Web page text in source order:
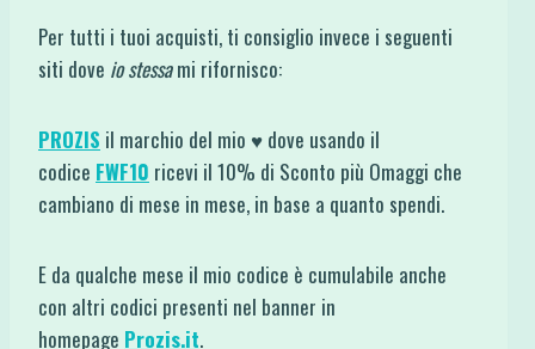
Per tutti i tuoi acquisti, ti consiglio invece i seguenti
siti dove io stessami rifornisco:
PROZIS il marchio del mio ♥ dove usando il
codice FWF10 ricevi il 10% di Sconto più Omaggi che
cambiano di mese in mese, in base a quanto spendi.
E da qualche mese il mio codice è cumulabile anche
con altri codici presenti nel banner in
homepage Prozis.it.